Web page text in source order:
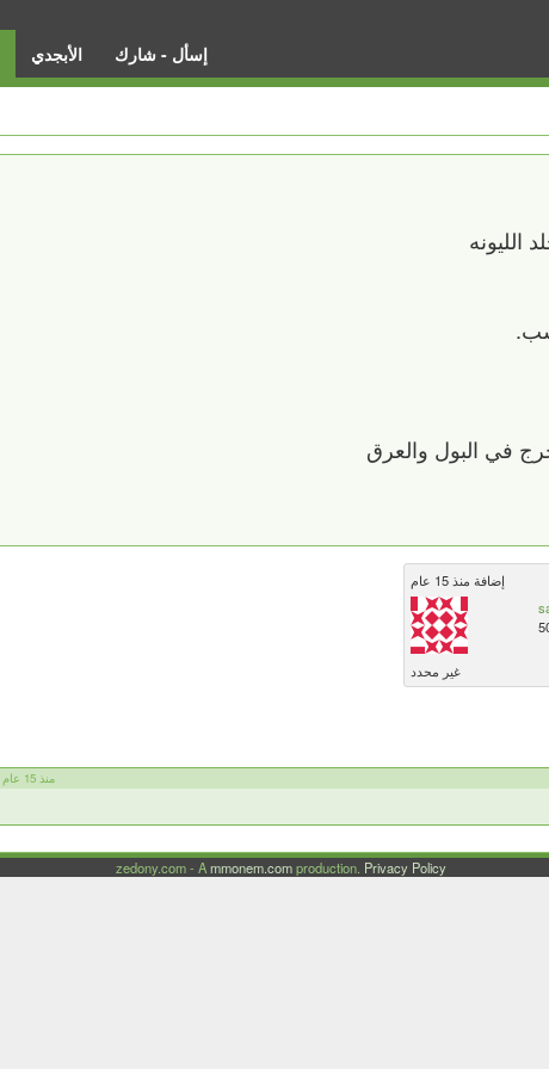
الأبجدي إسأل - شارك
الليونه
في البول والعرق
إضافة منذ 15 عام
غير محدد
TOOTOOMEX منذ 15 عام
zedony.com - Ammonem.comproduction. Privacy Policy